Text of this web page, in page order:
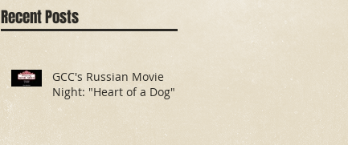
Recent Posts
GCC's Russian Movie
Night: "Heart of a Dog"